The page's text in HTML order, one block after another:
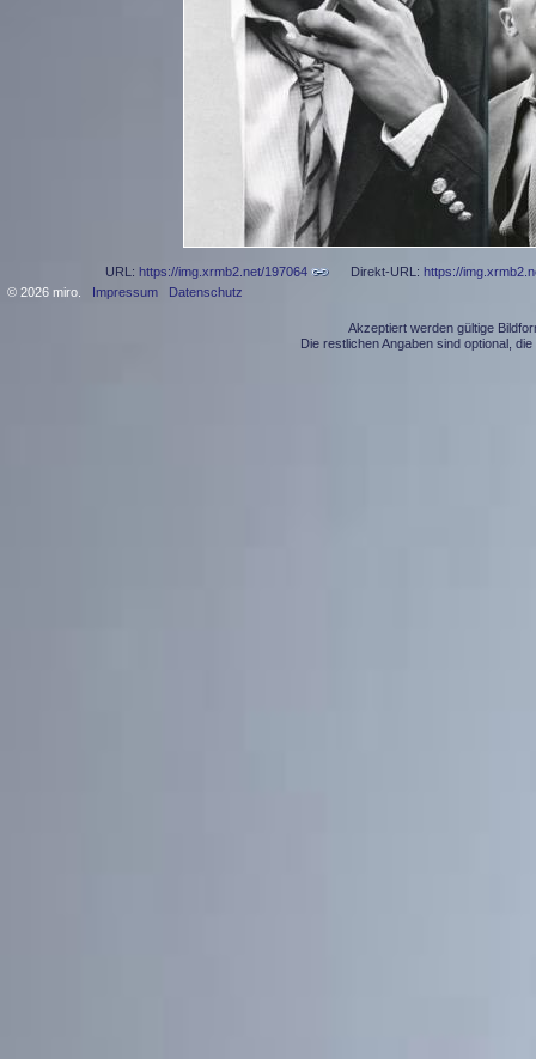
URL: https://img.xrmb2.net/197064 Direkt-URL: https://
© 2026 miro. Impressum Datenschutz
Akzeptiert werden gültige
Die restlichen Angaben sind optional,